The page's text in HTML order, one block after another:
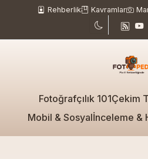
Rehberlik Kavramlar
Fotoğrafçılık 101Çekim
Mobil & Sosyalİnceleme &